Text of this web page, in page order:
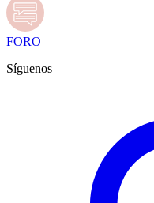
FORO
Síguenos